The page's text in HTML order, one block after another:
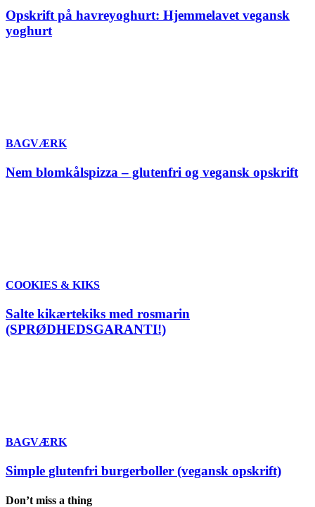
Opskrift på havreyoghurt: Hjemmelavet vegansk
yoghurt
BAGVÆRK
Nem blomkålspizza – glutenfri og vegansk opskrift
COOKIES & KIKS
Salte kikærtekiks med rosmarin
(SPRØDHEDSGARANTI!)
BAGVÆRK
Simple glutenfri burgerboller (vegansk opskrift)
Don’t miss a thing